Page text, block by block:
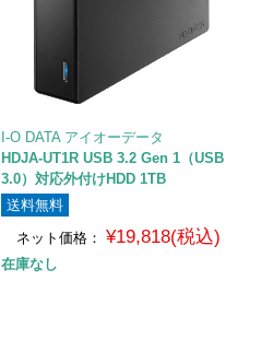
I-O DATA アイオーデータ
HDJA-UT1R USB 3.2 Gen 1（USB
3.0）対応外付けHDD 1TB
送料無料
ネット価格：
¥19,818(税込)
在庫なし